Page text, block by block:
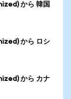
から 韓国
から ロシ
から カナ